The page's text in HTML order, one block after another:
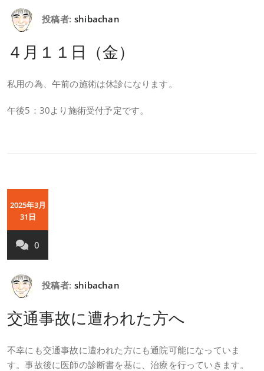
投稿者: shibachan
４月１１日（金）
私用の為、午前の施術は休診になります。
午後5：30より施術受付予定です。
2025年3月
31日
0
投稿者: shibachan
交通事故に遭われた方へ
不幸にも交通事故に遭われた方にも通院可能になっていま
す。事故後に医師の診断書を基に、治療を行っていきます。